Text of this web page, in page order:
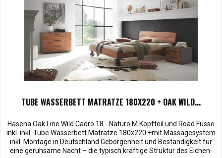
TUBE WASSERBETT MATRATZE 180X220 + OAK WILD...
Hasena Oak Line Wild Cadro 18 - Naturo M Kopfteil und Road Füsse
inkl. inkl. Tube Wasserbett Matratze 180x220 +mit Massagesystem
inkl. Montage in Deutschland Geborgenheit und Beständigkeit für
eine geruhsame Nacht – die typisch kräftige Struktur des Eichen-